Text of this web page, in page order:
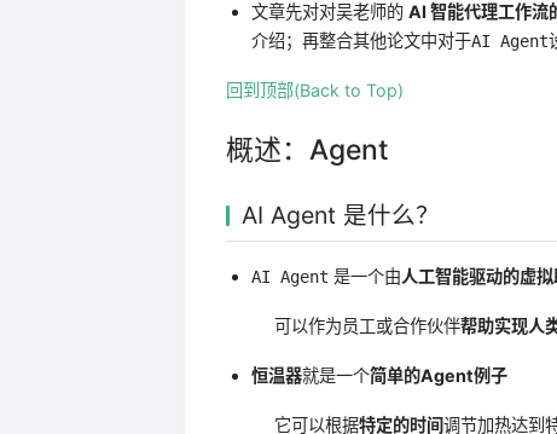
文章先对对吴老师的AI 智能代理工作流
介绍；再整合其他论文中对于AI Agent
回到顶部(Back to Top)
概述：Agent
AI Agent 是什么？
AI Agent 是一个由人工智能驱动的虚
可以作为员工或合作伙伴帮助实现人
恒温器就是一个简单的Agent例子
它可以根据特定的时间调节加热达到